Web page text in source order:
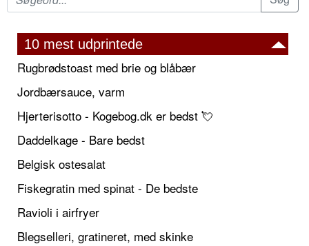
10 mest udprintede
Rugbrødstoast med brie og blåbær
Jordbærsauce, varm
Hjerterisotto - Kogebog.dk er bedst 💘
Daddelkage - Bare bedst
Belgisk ostesalat
Fiskegratin med spinat - De bedste
Ravioli i airfryer
Blegselleri, gratineret, med skinke